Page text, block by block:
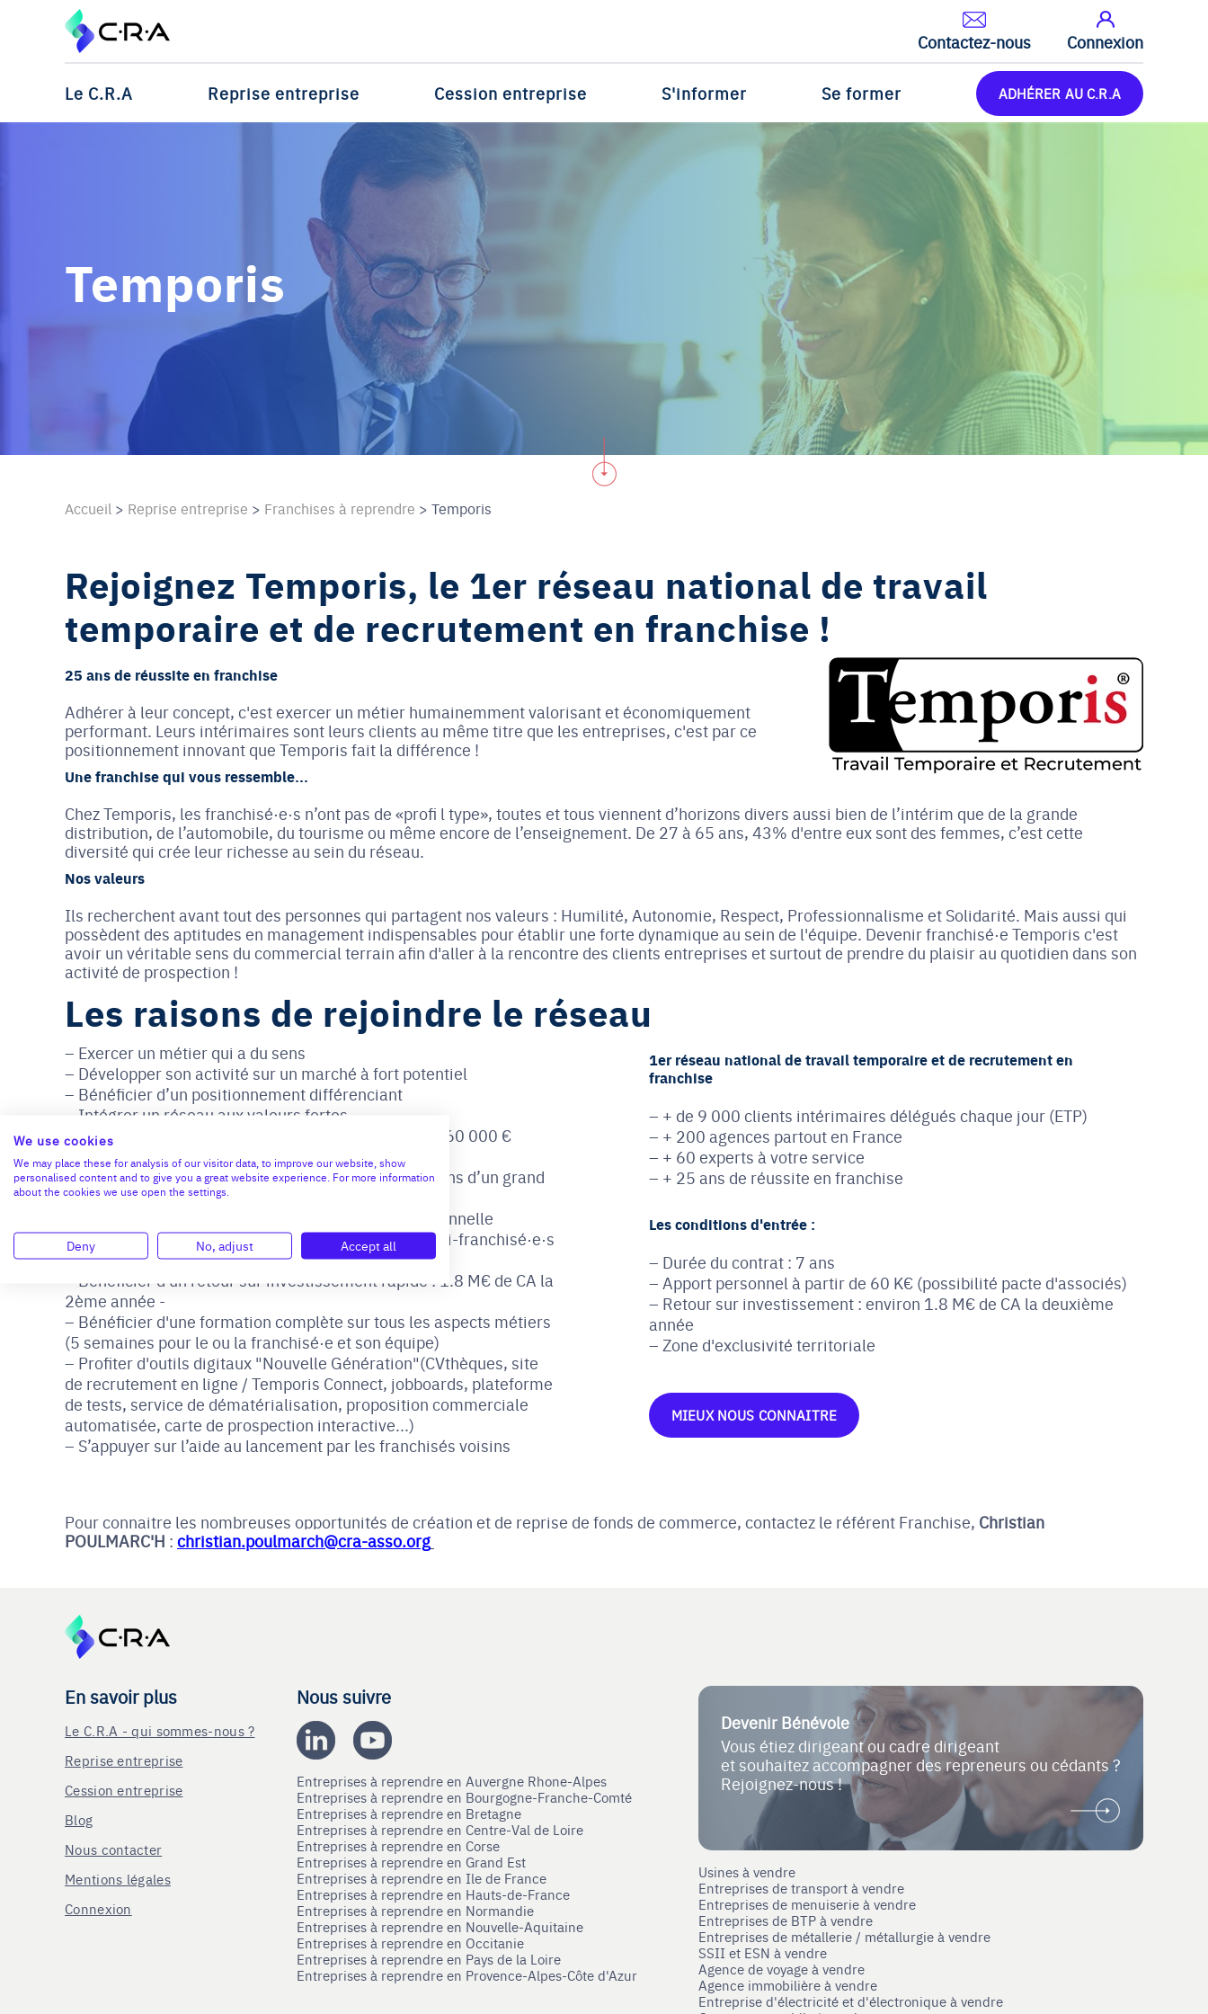
Contactez-nous Connexion
Le C.R.A Reprise entreprise Cession entreprise S'informer Se former ADHÉRER AU C.R.A
Temporis
Accueil > Reprise entreprise > Franchises à reprendre > Temporis
Rejoignez Temporis, le 1er réseau national de travail
temporaire et de recrutement en franchise !
25 ans de réussite en franchise
Adhérer à leur concept, c'est exercer un métier humainemment valorisant et économiquement
performant. Leurs intérimaires sont leurs clients au même titre que les entreprises, c'est par ce
positionnement innovant que Temporis fait la différence !
Une franchise qui vous ressemble...
Chez Temporis, les franchisé·e·s n’ont pas de «profi l type», toutes et tous viennent d’horizons divers aussi bien de l’intérim que de la grande
distribution, de l’automobile, du tourisme ou même encore de l’enseignement. De 27 à 65 ans, 43% d'entre eux sont des femmes, c’est cette
diversité qui crée leur richesse au sein du réseau.
Nos valeurs
Ils recherchent avant tout des personnes qui partagent nos valeurs : Humilité, Autonomie, Respect, Professionnalisme et Solidarité. Mais aussi qui
possèdent des aptitudes en management indispensables pour établir une forte dynamique au sein de l'équipe. Devenir franchisé·e Temporis c'est
avoir un véritable sens du commercial terrain afin d'aller à la rencontre des clients entreprises et surtout de prendre du plaisir au quotidien dans son
activité de prospection !
Les raisons de rejoindre le réseau
Exercer un métier qui a du sens
Développer son activité sur un marché à fort potentiel
Bénéficier d’un positionnement différenciant
Intégrer un réseau aux valeurs fortes
Avoir la possibilité de créer son agence à partir de 60 000 €
d'apport grâce au pacte d'associés
Conjuguer l’agilité d’un indépendant avec les moyens d’un grand
groupe
Préserver l’équilibre vie professionnelle / vie personnelle
Avoir des perspectives de développement (50 multi-franchisé·e·s
sur 75 contrats)
Bénéficier d'un retour sur investissement rapide : 1.8 M€ de CA la
2ème année -
Bénéficier d'une formation complète sur tous les aspects métiers
(5 semaines pour le ou la franchisé·e et son équipe)
Profiter d'outils digitaux "Nouvelle Génération"(CVthèques, site
de recrutement en ligne / Temporis Connect, jobboards, plateforme
de tests, service de dématérialisation, proposition commerciale
automatisée, carte de prospection interactive...)
S’appuyer sur l’aide au lancement par les franchisés voisins
1er réseau national de travail temporaire et de recrutement en
franchise
+ de 9 000 clients intérimaires délégués chaque jour (ETP)
+ 200 agences partout en France
+ 60 experts à votre service
+ 25 ans de réussite en franchise
Les conditions d'entrée :
Durée du contrat : 7 ans
Apport personnel à partir de 60 K€ (possibilité pacte d'associés)
Retour sur investissement : environ 1.8 M€ de CA la deuxième
année
Zone d'exclusivité territoriale
MIEUX NOUS CONNAITRE
Pour connaitre les nombreuses opportunités de création et de reprise de fonds de commerce, contactez le référent Franchise, Christian
POULMARC'H : christian.poulmarch@cra-asso.org
En savoir plus
Le C.R.A - qui sommes-nous ?
Reprise entreprise
Cession entreprise
Blog
Nous contacter
Mentions légales
Connexion
Nous suivre
Entreprises à reprendre en Auvergne Rhone-Alpes
Entreprises à reprendre en Bourgogne-Franche-Comté
Entreprises à reprendre en Bretagne
Entreprises à reprendre en Centre-Val de Loire
Entreprises à reprendre en Corse
Entreprises à reprendre en Grand Est
Entreprises à reprendre en Ile de France
Entreprises à reprendre en Hauts-de-France
Entreprises à reprendre en Normandie
Entreprises à reprendre en Nouvelle-Aquitaine
Entreprises à reprendre en Occitanie
Entreprises à reprendre en Pays de la Loire
Entreprises à reprendre en Provence-Alpes-Côte d'Azur
Devenir Bénévole
Vous étiez dirigeant ou cadre dirigeant
et souhaitez accompagner des repreneurs ou cédants ?
Rejoignez-nous !
Usines à vendre
Entreprises de transport à vendre
Entreprises de menuiserie à vendre
Entreprises de BTP à vendre
Entreprises de métallerie / métallurgie à vendre
SSII et ESN à vendre
Agence de voyage à vendre
Agence immobilière à vendre
Entreprise d'électricité et d'électronique à vendre
We use cookies
We may place these for analysis of our visitor data, to improve our website, show
personalised content and to give you a great website experience. For more information
about the cookies we use open the settings.
Deny No, adjust Accept all